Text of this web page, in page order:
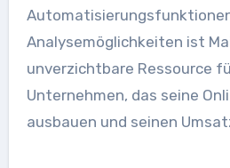
Analysemöglichkeiten ist
unverzichtbare Ressource
Unternehmen, das seine
ausbauen und seinen